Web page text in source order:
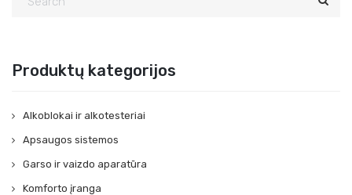
Produktų kategorijos
Alkoblokai ir alkotesteriai
Apsaugos sistemos
Garso ir vaizdo aparatūra
Komforto įranga